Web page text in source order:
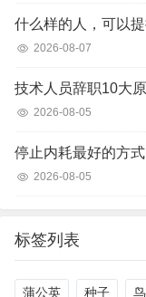
什么样的人，可以
2026-08-07
技术人员辞职10大
2026-08-05
停止内耗最好的方
2026-08-05
标签列表
蒲公英 种子 鸟